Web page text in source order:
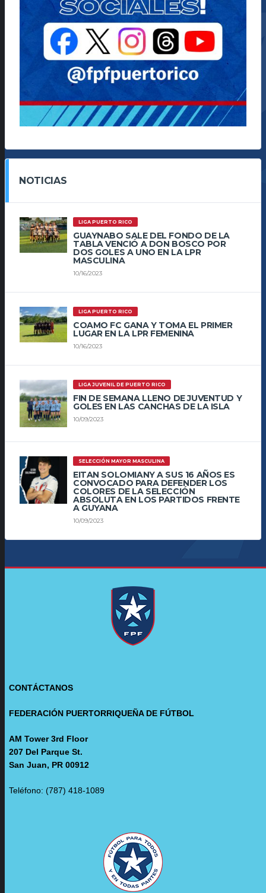
NOTICIAS
LIGA PUERTO RICO
GUAYNABO SALE DEL FONDO DE LA
TABLA VENCIÓ A DON BOSCO POR
DOS GOLES A UNO EN LA LPR
MASCULINA
10/16/2023
LIGA PUERTO RICO
COAMO FC GANA Y TOMA EL PRIMER
LUGAR EN LA LPR FEMENINA
10/16/2023
LIGA JUVENIL DE PUERTO RICO
FIN DE SEMANA LLENO DE JUVENTUD Y
GOLES EN LAS CANCHAS DE LA ISLA
10/09/2023
SELECCIÓN MAYOR MASCULINA
EITAN SOLOMIANY A SUS 16 AÑOS ES
CONVOCADO PARA DEFENDER LOS
COLORES DE LA SELECCIÓN
ABSOLUTA EN LOS PARTIDOS FRENTE
A GUYANA
10/09/2023
CONTÁCTANOS
FEDERACIÓN PUERTORRIQUEÑA DE FÚTBOL
AM Tower 3rd Floor
207 Del Parque St.
San Juan, PR 00912
Teléfono: (787) 418-1089